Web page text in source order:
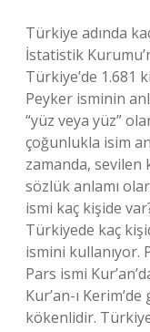
Türkiye adında
İstatistik
Türkiye’de 1.681
Peyker isminin
“yüz veya yüz”
çoğunlukla isim
zamanda,
sözlük anlamı
ismi kaç kişide
Türkiyede kaç
ismini kullanıyor.
Pars ismi
Kur’an-ı
kökenlidir.